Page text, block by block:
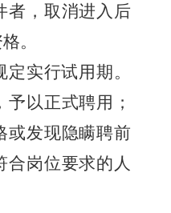
者，取消进入后
。
实行试用期。
以正式聘用；
或发现隐瞒聘前
合岗位要求的人